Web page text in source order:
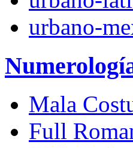
urbano-
Mala
Full